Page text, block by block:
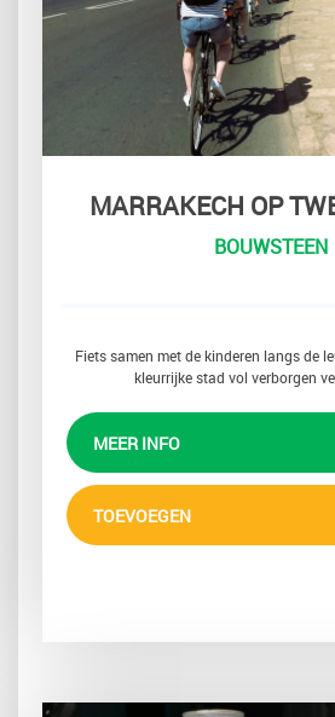
MARRAKECH OP
BOUWSTEEN
Fiets samen met de kinderen langs de
kleurrijke stad vol verborgen
MEER INFO
TOEVOEGEN